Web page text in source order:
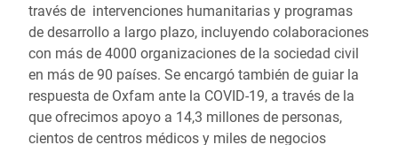
través de intervenciones humanitarias y programas
de desarrollo a largo plazo, incluyendo colaboraciones
con más de 4000 organizaciones de la sociedad civil
en más de 90 países. Se encargó también de guiar la
respuesta de Oxfam ante la COVID-19, a través de la
que ofrecimos apoyo a 14,3 millones de personas,
cientos de centros médicos y miles de negocios